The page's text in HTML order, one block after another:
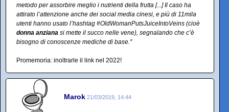
metodo per assorbire meglio i nutrienti della frutta [...] Il caso ha
attirato l’attenzione anche dei social media cinesi, e più di 11mila
utenti hanno usato l’hashtag #OldWomanPutsJuiceIntoVeins (cioè
donna anziana si mette il succo nelle vene), segnalando che c’è
bisogno di conoscenze mediche di base."
Promemoria: inoltrarle il link nel 2022!
Marok 21/03/2019, 14:44